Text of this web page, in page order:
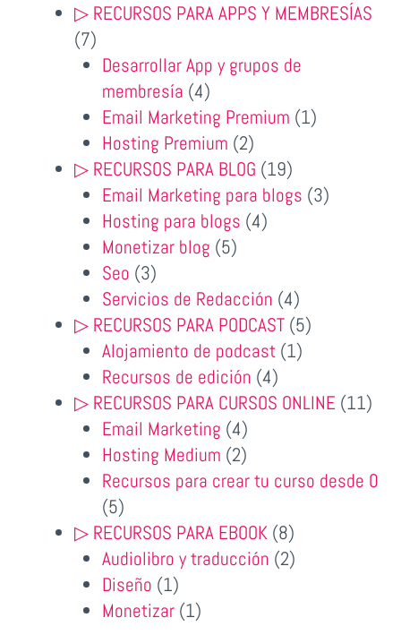
▷ RECURSOS PARA APPS Y MEMBRESÍAS
77
productos
Desarrollar App y grupos de
membresía 44
productos
Email Marketing Premium 11
Hosting Premium 22
productos
▷ RECURSOS PARA BLOG 1919
productos
Email Marketing para blogs 33
Hosting para blogs 44
Monetizar blog 55
Seo 33
productos
Servicios de Redacción 44
productos
▷ RECURSOS PARA PODCAST 55
Alojamiento de podcast 11
Recursos de edición 44
productos
▷ RECURSOS PARA CURSOS ONLINE 1111
Email Marketing 44
productos
Hosting Medium 22
productos
Recursos para crear tu curso desde 0
55
productos
▷ RECURSOS PARA EBOOK 88
productos
Audiolibro y traducción 22
Diseño 11
producto
Monetizar 11